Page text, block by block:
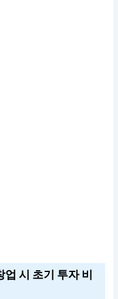
업 시 초기 투자 비